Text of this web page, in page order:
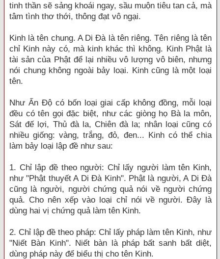
tinh thần sẽ sảng khoái ngay, sầu muộn tiêu tan cả, mà
tâm tình thơ thới, thông đạt vô ngại.
Kinh là tên chung. A Di Đà là tên riêng. Tên riêng là tên
chỉ Kinh này có, mà kinh khác thì không. Kinh Phật là
tài sản của Phật để lại nhiều vô lượng vô biên, nhưng
nói chung không ngoài bảy loại. Kinh cũng là một loại
tên.
Như Ấn Độ có bốn loại giai cấp không đồng, mỗi loại
đều có tên gọi đặc biệt, như các giòng họ Bà la môn,
Sát đế lợi, Thủ đà la, Chiên đà la; nhân loại cũng có
nhiều giống: vàng, trắng, đỏ, đen... Kinh có thể chia
làm bảy loại lập đề như sau:
1. Chỉ lập đề theo người: Chỉ lấy người làm tên Kinh,
như "Phật thuyết A Di Đà Kinh". Phật là người, A Di Đà
cũng là người, người chứng quả nói về người chứng
quả. Cho nên xếp vào loại chỉ nói về người. Đây là
dùng hai vị chứng quả làm tên Kinh.
2. Chỉ lập đề theo pháp: Chỉ lấy pháp làm tên Kinh, như
"Niết Bàn Kinh". Niết bàn là pháp bất sanh bất diệt,
dùng pháp này để biểu thị cho tên Kinh.